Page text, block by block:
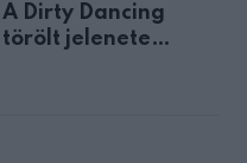
A Dirty Dancing
törölt jelenete